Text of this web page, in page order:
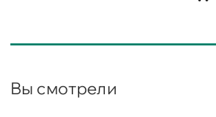
Вы смотрели